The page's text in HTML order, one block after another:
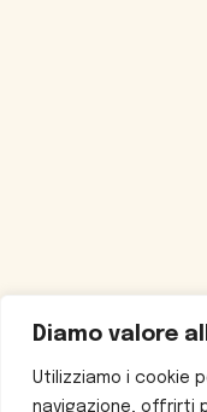
Diamo valore
Utilizziamo i cookie
navigazione, offrirti